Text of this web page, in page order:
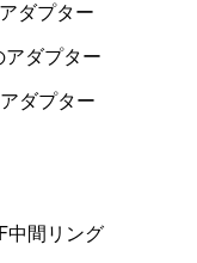
ダプター
アダプター
ダプター
中間リング